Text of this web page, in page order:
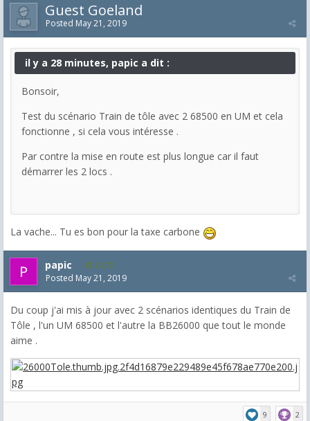
Guest Goeland
Posted May 21, 2019
il y a 28 minutes, papic a dit :
Bonsoir,
Test du scénario Train de tôle avec 2 68500 en UM et cela
fonctionne , si cela vous intéresse .
Par contre la mise en route est plus longue car il faut
démarrer les 2 locs .
La vache... Tu es bon pour la taxe carbone
papic 1,372
Posted May 21, 2019
Du coup j'ai mis à jour avec 2 scénarios identiques du Train de
Tôle , l'un UM 68500 et l'autre la BB26000 que tout le monde
aime .
9 2